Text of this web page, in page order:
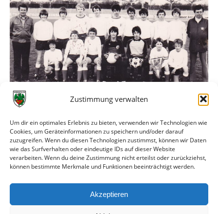
Zustimmung verwalten
Um dir ein optimales Erlebnis zu bieten, verwenden wir Technologien wie
Cookies, um Geräteinformationen zu speichern und/oder darauf
zuzugreifen. Wenn du diesen Technologien zustimmst, können wir Daten
wie das Surfverhalten oder eindeutige IDs auf dieser Website
verarbeiten. Wenn du deine Zustimmung nicht erteilst oder zurückziehst,
können bestimmte Merkmale und Funktionen beeinträchtigt werden.
Akzeptieren
Obere Reihe v.l.n.r.:
Manfred Brassen, Thomas Hagelauer, Thomas Szezina, Ralf
Müller, Richard Butty, Minas Rizos, Achim Bastian, Michael
Hoch, Karl-Heinz Ebert, Jürgen Hack, Michael Stillbauer.
Untere Reihe v.l.n.r.:
Franz Graber, Mario Brassen, Dietmar Müller, Ralph
Albrecht, Roberto Zampieri, Stefan Muth, Holger Hupp.